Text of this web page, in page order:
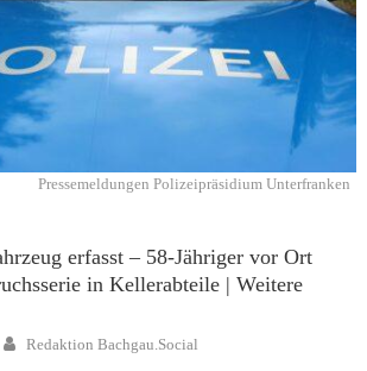
Pressemeldungen Polizeipräsidium Unterfranken
erfasst – 58-Jähriger vor Ort
in Kellerabteile | Weitere
Author
Redaktion Bachgau.Social